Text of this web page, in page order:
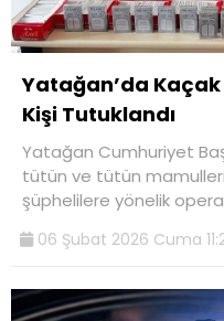
Yatağan’da
Kişi Tutuklandı
Yatağan Cumhuriyet
tütün ve tütün mamulleri
şüphelilere yönelik
06 Şubat 2026 Cuma